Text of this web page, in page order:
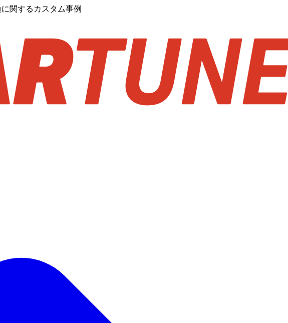
関するカスタム事例